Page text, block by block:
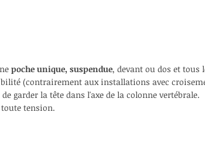
poche unique, suspendue, devant ou dos et tous
(contrairement aux installations avec
de garder la tête dans l'axe de la colonne vertébrale.
tension.